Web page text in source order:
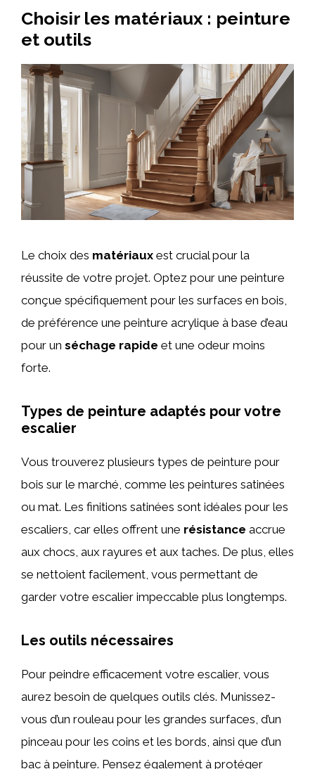
Choisir les matériaux : peinture
et outils
Le choix des matériaux est crucial pour la
réussite de votre projet. Optez pour une peinture
conçue spécifiquement pour les surfaces en bois,
de préférence une peinture acrylique à base d’eau
pour un séchage rapide et une odeur moins
forte.
Types de peinture adaptés pour votre
escalier
Vous trouverez plusieurs types de peinture pour
bois sur le marché, comme les peintures satinées
ou mat. Les finitions satinées sont idéales pour les
escaliers, car elles offrent une résistance accrue
aux chocs, aux rayures et aux taches. De plus, elles
se nettoient facilement, vous permettant de
garder votre escalier impeccable plus longtemps.
Les outils nécessaires
Pour peindre efficacement votre escalier, vous
aurez besoin de quelques outils clés. Munissez-
vous d’un rouleau pour les grandes surfaces, d’un
pinceau pour les coins et les bords, ainsi que d’un
bac à peinture. Pensez également à protéger